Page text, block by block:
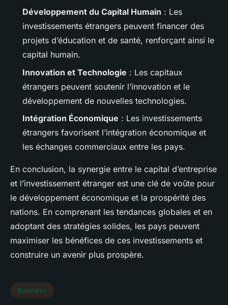
Développement du Capital Humain : Les
investissements étrangers peuvent financer des
projets d’éducation et de santé, renforçant ainsi le
capital humain.
Innovation et Technologie : Les capitaux
étrangers peuvent soutenir l’innovation et le
développement de nouvelles technologies.
Intégration Économique : Les investissements
étrangers favorisent l’intégration économique et
les échanges commerciaux entre les pays.
En conclusion, la synergie entre le capital d’entreprise
et l’investissement étranger est une clé de voûte pour
le développement économique et la prospérité des
nations. En comprenant les tendances globales et en
adoptant des stratégies solides, les pays peuvent
maximiser les bénéfices de ces investissements et
construire un avenir plus prospère.
Business